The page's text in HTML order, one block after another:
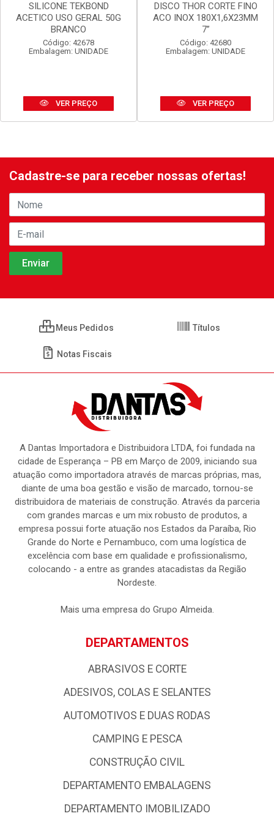
SILICONE TEKBOND
ACETICO USO GERAL 50G
BRANCO
Código: 42678
Embalagem: UNIDADE
VER PREÇO
DISCO THOR CORTE FINO
ACO INOX 180X1,6X23MM
7”
Código: 42680
Embalagem: UNIDADE
VER PREÇO
Cadastre-se para receber nossas ofertas!
Meus Pedidos Títulos
Notas Fiscais
A Dantas Importadora e Distribuidora LTDA, foi fundada na
cidade de Esperança – PB em Março de 2009, iniciando sua
atuação como importadora através de marcas próprias, mas,
diante de uma boa gestão e visão de marcado, tornou-se
distribuidora de materiais de construção. Através da parceria
com grandes marcas e um mix robusto de produtos, a
empresa possui forte atuação nos Estados da Paraíba, Rio
Grande do Norte e Pernambuco, com uma logística de
excelência com base em qualidade e profissionalismo,
colocando - a entre as grandes atacadistas da Região
Nordeste.
Mais uma empresa do Grupo Almeida.
DEPARTAMENTOS
ABRASIVOS E CORTE
ADESIVOS, COLAS E SELANTES
AUTOMOTIVOS E DUAS RODAS
CAMPING E PESCA
CONSTRUÇÃO CIVIL
DEPARTAMENTO EMBALAGENS
DEPARTAMENTO IMOBILIZADO